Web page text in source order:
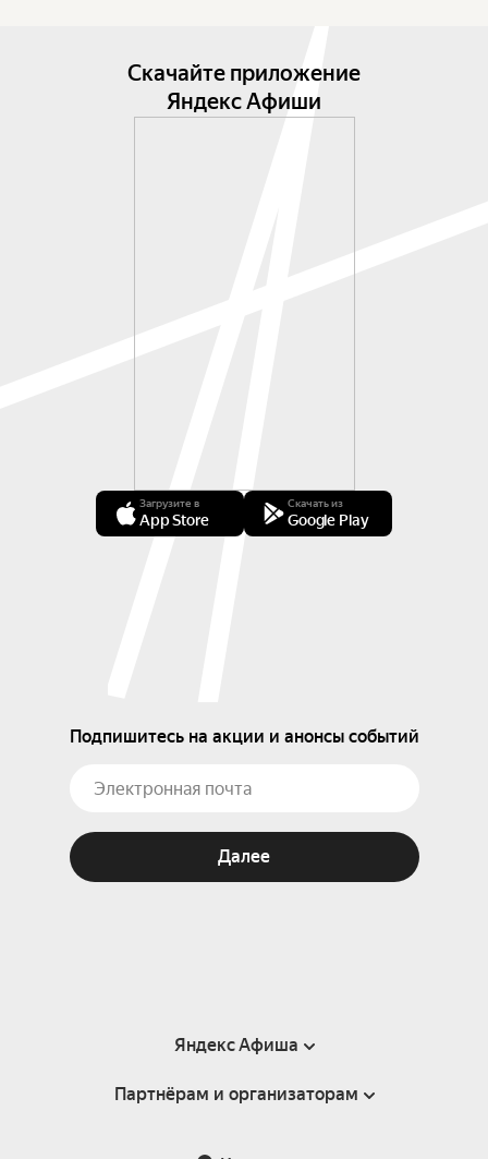
Скачайте приложение
Яндекс Афиши
Загрузите в
App Store
Скачать из
Google Play
Подпишитесь на акции и анонсы событий
Далее
Яндекс Афиша
Справка
Партнёрам и организаторам